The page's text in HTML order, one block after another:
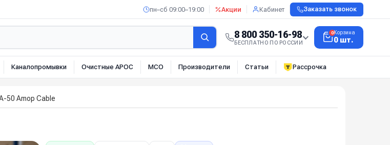
пн–сб 09:00–19:00 Акции Кабинет Заказать звонок
8 800 350-16-98
БЕСПЛАТНО ПО РОССИИ
0Корзина
0 шт.
Каналопромывки Очистные АРОС МСО Производители Статьи Рассрочка
50 Amop Cable